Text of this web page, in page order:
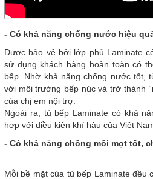
- Có khả năng chống nước hiệu
Được bảo vệ bởi lớp phủ Laminate
sử dụng khách hàng hoàn toàn có
bếp. Nhờ khả năng chống nước tốt,
với môi trường bếp núc và trở thành
của chị em nội trợ.
Ngoài ra, tủ bếp Laminate có khả
hợp với điều kiện khí hậu của Việt
- Có khả năng chống mối mọt tốt,
Mỗi bề mặt của tủ bếp Laminate đều